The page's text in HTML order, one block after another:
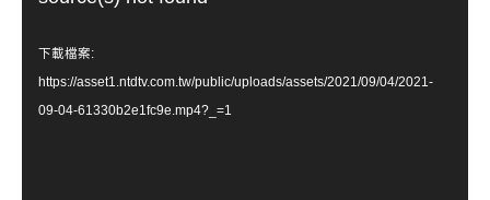
放
器
下載檔案:
https://asset1.ntdtv.com.tw/public/uploads/assets/2021/09/04/2021-
09-04-61330b2e1fc9e.mp4?_=1